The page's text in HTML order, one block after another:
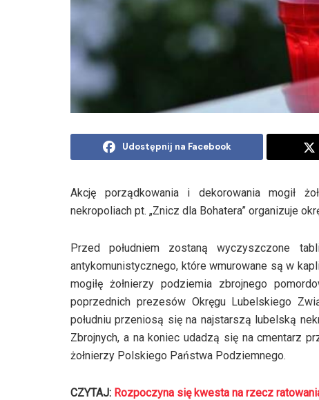
Udostępnij na Facebook
Akcję porządkowania i dekorowania mogił
nekropoliach pt. „Znicz dla Bohatera” organizuje
Przed południem zostaną wyczyszczone
antykomunistycznego, które wmurowane są w
mogiłę żołnierzy podziemia zbrojnego
poprzednich prezesów Okręgu Lubelskiego
południu przeniosą się na najstarszą lubelską
Zbrojnych, a na koniec udadzą się na cmentarz
żołnierzy Polskiego Państwa Podziemnego.
CZYTAJ: Rozpoczyna się kwesta na rzecz